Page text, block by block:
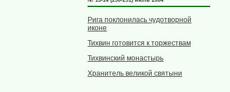
Рига поклонилась чудотворной
иконе
Тихвин готовится к торжествам
Тихвинский монастырь
Хранитель великой святыни